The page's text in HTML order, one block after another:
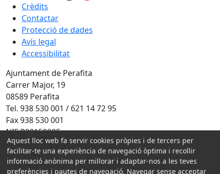
Crèdits
Contactar
Protecció de dades
Avís legal
Accessibilitat
Ajuntament de Perafita
Carrer Major, 19
08589 Perafita
Tel. 938 530 001 / 621 14 72 95
Fax 938 530 001
NIF P0815900F
Amb la col·laboració de:
Aquest lloc web fa servir cookies pròpies i de tercers per
facilitar-te una experiència de navegació òptima i recollir
informació anònima per millorar i adaptar-nos a les teves
preferències i pautes de navegació. Navegar sense acceptar